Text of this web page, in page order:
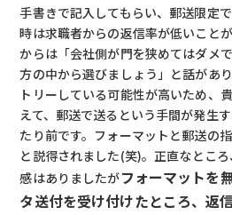
手書きで記入してもらい、郵送限定
時は求職者からの返信率が低いこと
からは「会社側が門を狭めてはダメ
方の中から選びましょう」と話があ
トリーしている可能性が高いため、
えて、郵送で送るという手間が発生
たり前です。フォーマットと郵送の
と説得されました(笑)。正直なとこ
感はありましたがフォーマットを
タ送付を受け付けたところ、返